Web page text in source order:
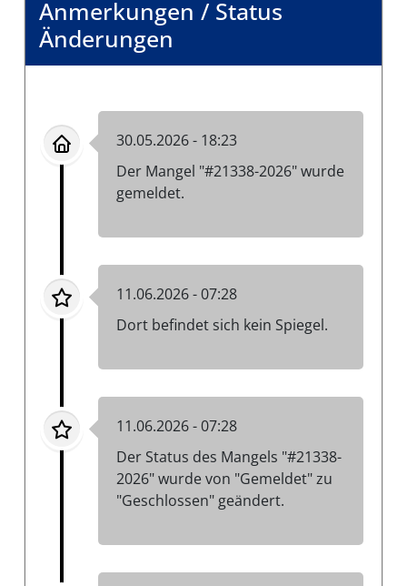
Anmerkungen / Status
Änderungen
30.05.2026 - 18:23
Der Mangel "#21338-2026" wurde
gemeldet.
11.06.2026 - 07:28
Dort befindet sich kein Spiegel.
11.06.2026 - 07:28
Der Status des Mangels "#21338-
2026" wurde von "Gemeldet" zu
"Geschlossen" geändert.